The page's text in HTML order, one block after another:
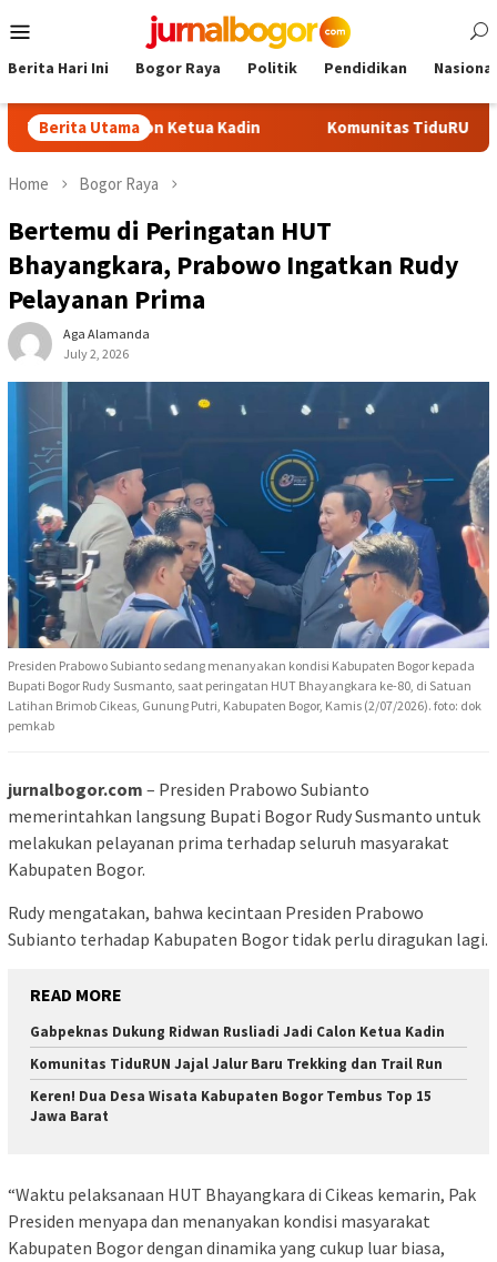
to
Menu
Berita Hari Ini Bogor Raya Politik Pendidikan Nasional
Berita Utama
Calon Ketua Kadin Komunitas TiduRUN Jajal Jalur
Home Bogor Raya
Bertemu di Peringatan HUT
Bhayangkara, Prabowo Ingatkan Rudy
Pelayanan Prima
Aga Alamanda
July 2, 2026
Presiden Prabowo Subianto sedang menanyakan kondisi Kabupaten Bogor kepada
Bupati Bogor Rudy Susmanto, saat peringatan HUT Bhayangkara ke-80, di Satuan
Latihan Brimob Cikeas, Gunung Putri, Kabupaten Bogor, Kamis (2/07/2026). foto: dok
pemkab
jurnalbogor.com – Presiden Prabowo Subianto
memerintahkan langsung Bupati Bogor Rudy Susmanto untuk
melakukan pelayanan prima terhadap seluruh masyarakat
Kabupaten Bogor.
Rudy mengatakan, bahwa kecintaan Presiden Prabowo
Subianto terhadap Kabupaten Bogor tidak perlu diragukan lagi.
READ MORE
Gabpeknas Dukung Ridwan Rusliadi Jadi Calon Ketua Kadin
Komunitas TiduRUN Jajal Jalur Baru Trekking dan Trail Run
Keren! Dua Desa Wisata Kabupaten Bogor Tembus Top 15
Jawa Barat
“Waktu pelaksanaan HUT Bhayangkara di Cikeas kemarin, Pak
Presiden menyapa dan menanyakan kondisi masyarakat
Kabupaten Bogor dengan dinamika yang cukup luar biasa,